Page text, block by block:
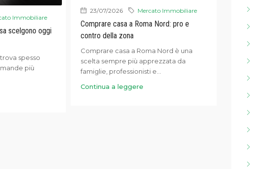
Immobiliare
scelgono oggi
spesso
più
23/07/2026 Mercato Immobiliare
Comprare casa a Roma Nord: pro e
contro della zona
Comprare casa a Roma Nord è una
scelta sempre più apprezzata da
famiglie, professionisti e...
Continua a leggere